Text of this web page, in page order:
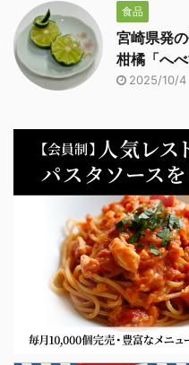
食品
宮崎県発
柑橘「へべ
2025/10/4